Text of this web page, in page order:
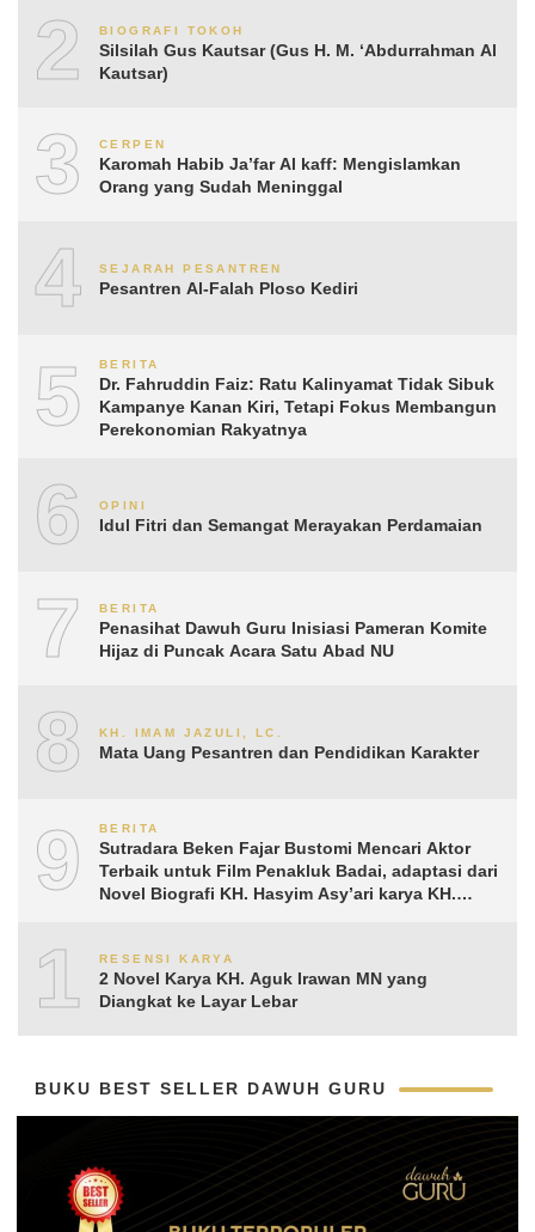
2 BIOGRAFI TOKOH
Silsilah Gus Kautsar (Gus H. M. ‘Abdurrahman Al
Kautsar)
3 CERPEN
Karomah Habib Ja’far Al kaff: Mengislamkan
Orang yang Sudah Meninggal
4 SEJARAH PESANTREN
Pesantren Al-Falah Ploso Kediri
5 BERITA
Dr. Fahruddin Faiz: Ratu Kalinyamat Tidak Sibuk
Kampanye Kanan Kiri, Tetapi Fokus Membangun
Perekonomian Rakyatnya
6 OPINI
Idul Fitri dan Semangat Merayakan Perdamaian
7 BERITA
Penasihat Dawuh Guru Inisiasi Pameran Komite
Hijaz di Puncak Acara Satu Abad NU
8 KH. IMAM JAZULI, LC.
Mata Uang Pesantren dan Pendidikan Karakter
9 BERITA
Sutradara Beken Fajar Bustomi Mencari Aktor
Terbaik untuk Film Penakluk Badai, adaptasi dari
Novel Biografi KH. Hasyim Asy’ari karya KH.
10RESENSI KARYA
2 Novel Karya KH. Aguk Irawan MN yang
Diangkat ke Layar Lebar
BUKU BEST SELLER DAWUH GURU